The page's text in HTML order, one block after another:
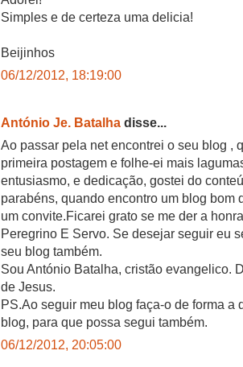
Simples e de certeza uma delicia!
Beijinhos
06/12/2012, 18:19:00
António Je. Batalha disse...
Ao passar pela net encontrei o seu blog ,
primeira postagem e folhe-ei mais
entusiasmo, e dedicação, gostei do
parabéns, quando encontro um blog bom
um convite.Ficarei grato se me der a
Peregrino E Servo. Se desejar seguir eu
seu blog também.
Sou António Batalha, cristão evangelico.
de Jesus.
PS.Ao seguir meu blog faça-o de forma a
blog, para que possa segui também.
06/12/2012, 20:05:00